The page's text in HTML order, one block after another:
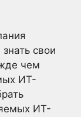
свои
чем
ИТ-
ИТ-